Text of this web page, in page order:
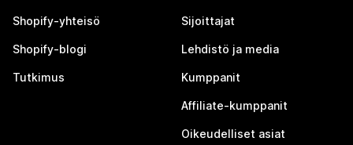
Shopify-yhteisö
Shopify-blogi
Tutkimus
Sijoittajat
Lehdistö ja media
Kumppanit
Affiliate-kumppanit
Oikeudelliset asiat